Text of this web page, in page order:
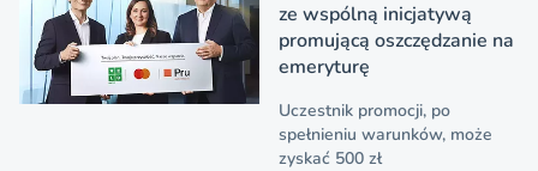
ze wspólną inicjatywą
promującą oszczędzanie na
emeryturę
Uczestnik promocji, po
spełnieniu warunków, może
zyskać 500 zł